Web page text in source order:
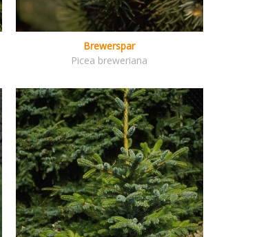
Brewerspar
Picea breweriana